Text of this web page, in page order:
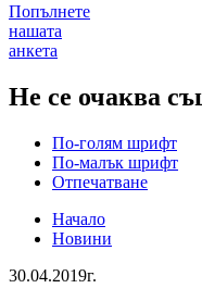
Попълнете
нашата
анкета
Не се очаква
По-голям шрифт
По-малък шрифт
Отпечатване
Начало
Новини
30.04.2019г.